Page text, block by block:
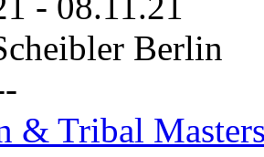
Berlin
& Tribal